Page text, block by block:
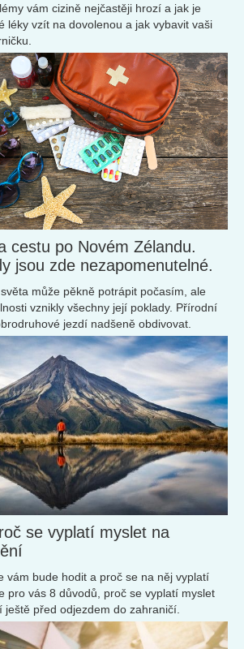
vám cizině nejčastěji hrozí a jak je
léky vzít na dovolenou a jak vybavit vaši
cestu po Novém Zélandu.
jsou zde nezapomenutelné.
může pěkně potrápit počasím, ale
vznikly všechny její poklady. Přírodní
jezdí nadšeně obdivovat.
se vyplatí myslet na
vám bude hodit a proč se na něj vyplatí
pro vás 8 důvodů, proč se vyplatí myslet
ještě před odjezdem do zahraničí.